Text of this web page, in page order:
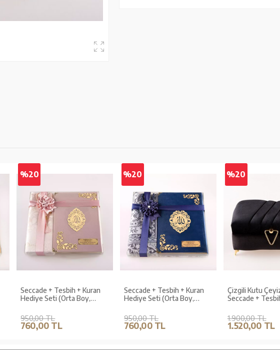
%20
Seccade + Tesbih + Kuran
Hediye Seti (Orta Boy,
Lafzatullah)
950,00 TL
760,00 TL
%20
Seccade + Tesbih + Kuran
Hediye Seti (Orta Boy,
950,00 TL
760,00 TL
%20
Çizgili Kutu
Seccade +
Kadife, Siyah,
1.900,00 TL
1.520,00 TL